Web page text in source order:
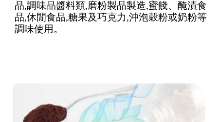
品,調味品醬料類,磨粉製品製造,蜜餞、醃漬食
品,休閒食品,糖果及巧克力,沖泡穀粉或奶粉等
調味使用。